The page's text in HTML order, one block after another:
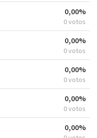
0,00%
0 votos
0,00%
0 votos
0,00%
0 votos
0,00%
0 votos
0,00%